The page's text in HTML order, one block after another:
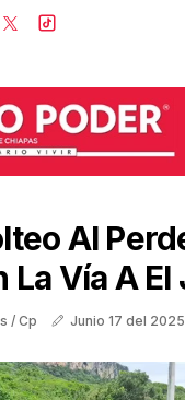
Al
La Vía A El
/ Cp Junio 17 del 2025